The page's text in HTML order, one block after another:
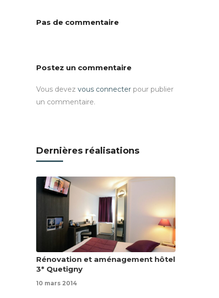
Pas de commentaire
Postez un commentaire
Vous devez vous connecter pour publier
un commentaire.
Dernières réalisations
Rénovation et aménagement hôtel
3* Quetigny
10 mars 2014